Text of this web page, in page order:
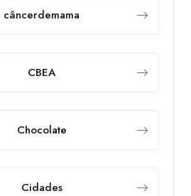
câncerdemama
CBEA
Chocolate
Cidades